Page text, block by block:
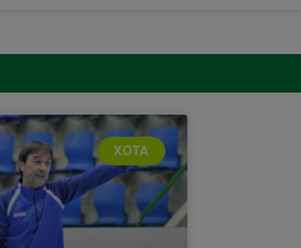
XOTA